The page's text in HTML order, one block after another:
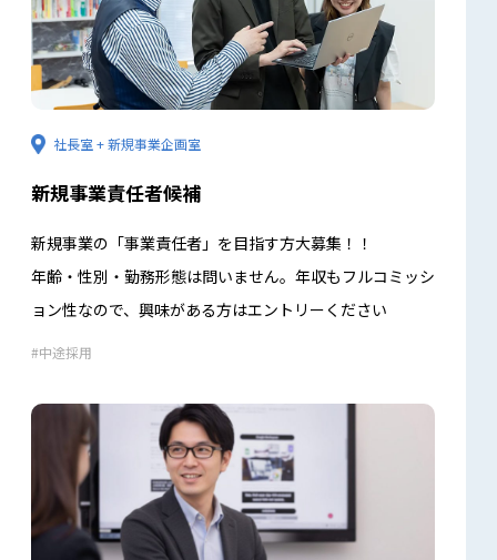
社長室 + 新規事業企画室
新規事業責任者候補
新規事業の「事業責任者」を目指す方大募集！！
年齢・性別・勤務形態は問いません。年収もフルコミッシ
ョン性なので、興味がある方はエントリーください
中途採用